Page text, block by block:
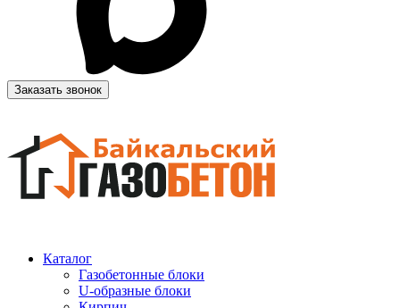
Заказать звонок
Каталог
Газобетонные блоки
U-образные блоки